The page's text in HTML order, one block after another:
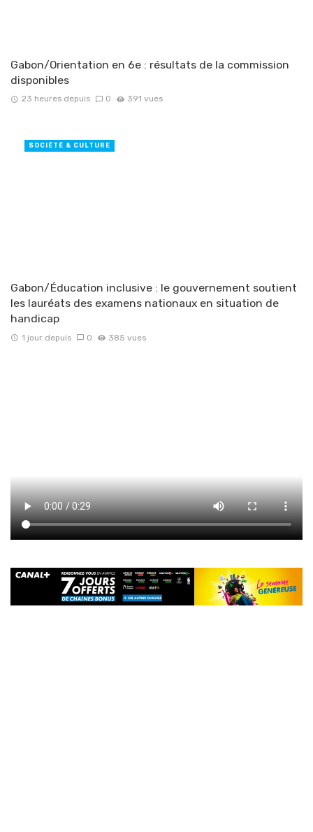
Gabon/Orientation en 6e : résultats de la commission
disponibles
23 heures depuis 0 391 vues
Gabon/Éducation inclusive : le gouvernement soutient
les lauréats des examens nationaux en situation de
handicap
1 jour depuis 0 385 vues
SOCIÉTÉ & CULTURE